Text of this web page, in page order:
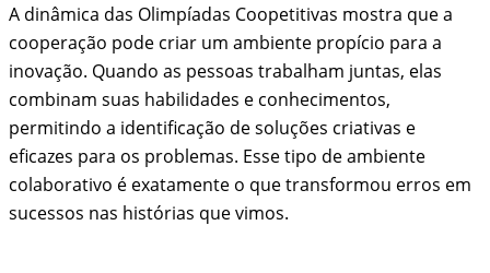
A dinâmica das Olimpíadas Coopetitivas mostra que a
cooperação pode criar um ambiente propício para a
inovação. Quando as pessoas trabalham juntas, elas
combinam suas habilidades e conhecimentos,
permitindo a identificação de soluções criativas e
eficazes para os problemas. Esse tipo de ambiente
colaborativo é exatamente o que transformou erros em
sucessos nas histórias que vimos.